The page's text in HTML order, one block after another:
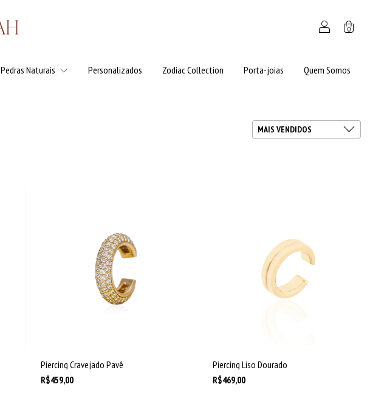
0
Pedras Naturais Personalizados Zodiac Collection Porta-joias
Quem Somos
Piercing Cravejado Pavê
R$459,00
Piercing Liso Dourado
R$469,00